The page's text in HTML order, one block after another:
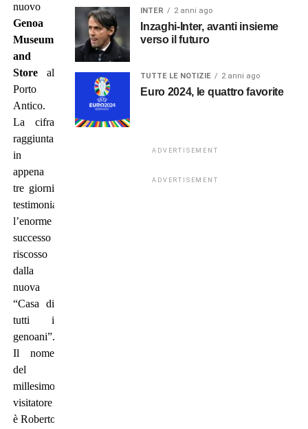
nuovo
Genoa
Museum
and
Storeal
Porto
Antico.
La cifra
raggiunta
in
appena
tre giorni
testimonia
l’enorme
successo
riscosso
dalla
nuova
“Casa di
tutti i
genoani”.
Il nome
del
millesimo
visitatore
è Roberto
INTER 2 anni ago
Inzaghi-Inter, avanti insieme
verso il futuro
TUTTE LE NOTIZIE 2 anni ago
Euro 2024, le quattro favorite
ADVERTISEMENT
ADVERTISEMENT